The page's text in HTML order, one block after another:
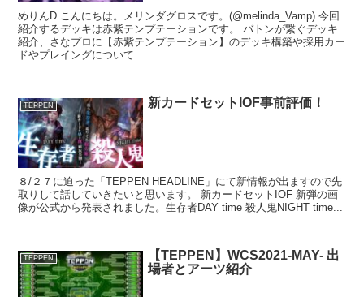
めりんD こんにちは。メリンダグロスです。(@melinda_Vamp) 今回
紹介するデッキは赤紫テンプテーションです。 バトンが繋ぐデッキ
紹介、さなプロに【赤紫テンプテーション】のデッキ構築や採用カー
ドやプレイングについて...
TEPPEN 新カードセットIOF事前評価！
８/２７に迫った「TEPPEN HEADLINE」にて新情報が出ますので先
取りして話していきたいと思います。 新カードセットIOF 新弾の画
像が公式から発表されました。生存者DAY time 殺人鬼NIGHT time...
TEPPEN
【TEPPEN】WCS2021-MAY- 出
場者とアーツ紹介